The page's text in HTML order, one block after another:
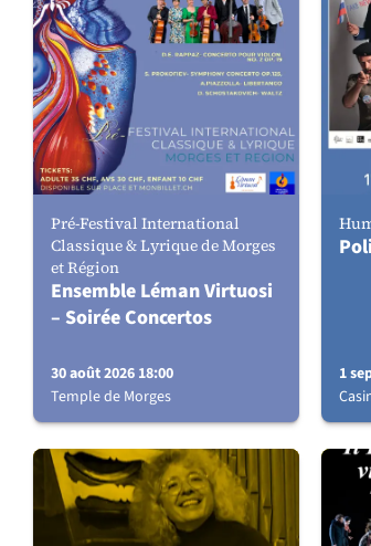
Pré-Festival International
Classique & Lyrique de Morges
et Région
Ensemble Léman Virtuosi
– Soirée Concertos
30 août 2026 18:00
Temple de Morges
1